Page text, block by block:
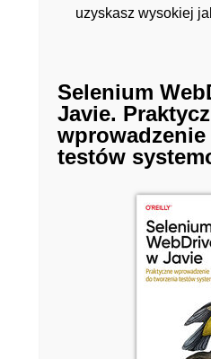
uzyskasz wysokiej
Selenium
Javie.
testów